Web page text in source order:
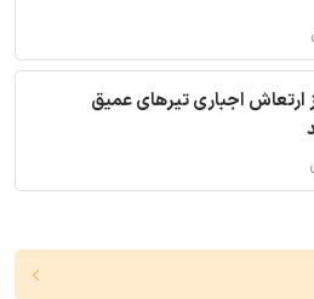
ارتعاش اجباری تیرهای عمیق